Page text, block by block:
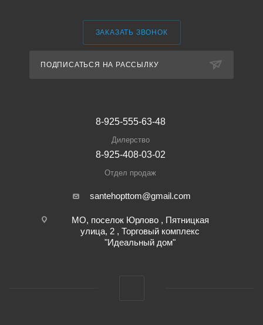
ЗАКАЗАТЬ ЗВОНОК
ПОДПИСАТЬСЯ НА РАССЫЛКУ
8-925-555-63-48
Дилерство
8-925-408-03-02
Отдел продаж
santehopttom@gmail.com
МО, поселок Юрлово , Пятницкая
улица, 2 , Торговый комплекс
"Идеальный дом"